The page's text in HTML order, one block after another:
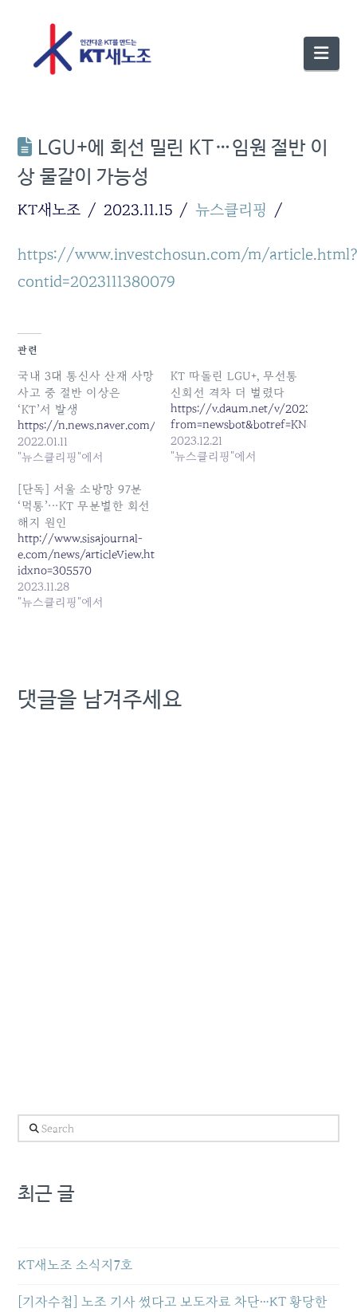
LGU+에 회선 밀린 KT…임원 절반 이
상 물갈이 가능성
KT새노조 2023.11.15 뉴스클리핑
https://www.investchosun.com/m/
contid=2023111380079
관련
국내 3대 통신사 산재 사망
사고 중 절반 이상은
‘KT’서 발생
https://n.news.naver.com/article/421/0005837237
2022.01.11
"뉴스클리핑"에서
KT 따돌린 LGU+, 무선통
신회선 격차 더 벌렸다
https://v.daum.net/v/
2023.12.21
"뉴스클리핑"에서
[단독] 서울 소방망 97분
‘먹통’···KT 무분별한 회선
해지 원인
http://www.sisajournal-
e.com/news/articleView.html?
idxno=305570
2023.11.28
"뉴스클리핑"에서
댓글을 남겨주세요
Search
최근 글
KT새노조 소식지7호
[기자수첩] 노조 기사 썼다고 보도자료 차단…KT 황당한